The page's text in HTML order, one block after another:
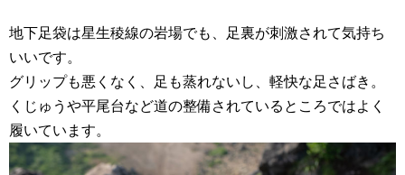
地下足袋は星生稜線の岩場でも、足裏が刺激されて気持ち
いいです。
グリップも悪くなく、足も蒸れないし、軽快な足さばき。
くじゅうや平尾台など道の整備されているところではよく
履いています。